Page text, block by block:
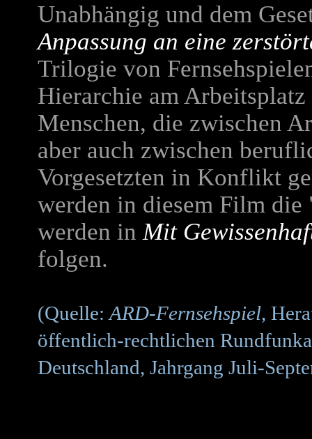
Unabhängig und dem
Anpassung an eine
Trilogie von
Hierarchie am
Menschen, die zwischen
aber auch zwischen
Vorgesetzten in Konflikt
werden in diesem Film
werden inMit
folgen.
(Quelle: ARD-Fernsehspiel,
öffentlich-rechtlichen
Deutschland, Jahrgang Juli-